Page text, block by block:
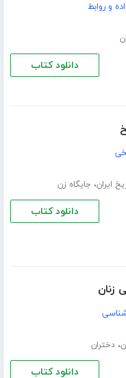
و روابط
دانلود کتاب
ایران، جایگاه زن
دانلود کتاب
زنان
،دختران
دانلود کتاب